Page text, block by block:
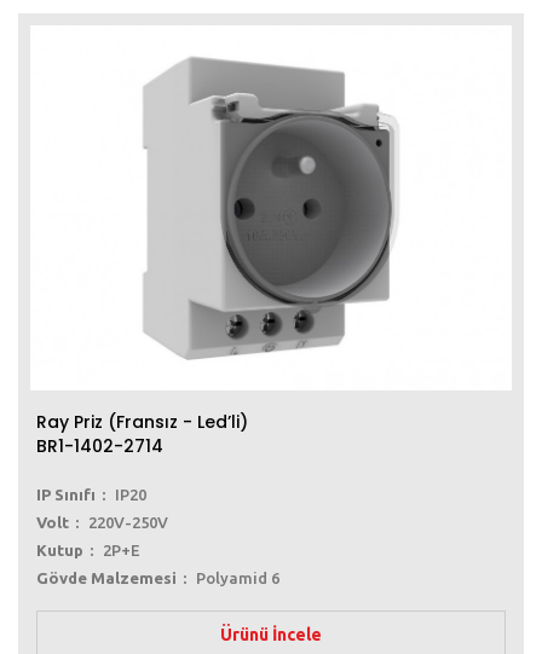
Ray Priz (Fransız - Led’li)
BR1-1402-2714
IP Sınıfı
IP20
Volt
220V-250V
Kutup
2P+E
Gövde Malzemesi
Polyamid 6
Ürünü İncele